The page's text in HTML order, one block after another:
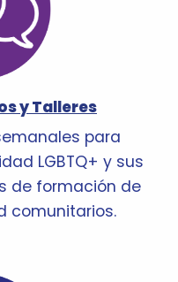
y Talleres
para
LGBTQ+ y sus
de formación de
comunitarios.